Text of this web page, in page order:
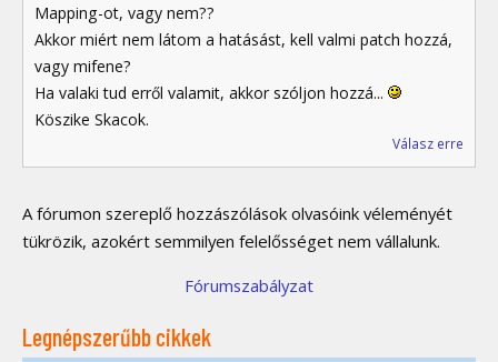
Mapping-ot, vagy nem??
Akkor miért nem látom a hatásást, kell valmi patch hozzá,
vagy mifene?
Ha valaki tud erről valamit, akkor szóljon hozzá...
Köszike Skacok.
Válasz erre
A fórumon szereplő hozzászólások olvasóink véleményét
tükrözik, azokért semmilyen felelősséget nem vállalunk.
Fórumszabályzat
Legnépszerűbb cikkek